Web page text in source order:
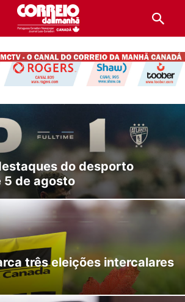
do desporto
5 de agosto
três eleições intercalares